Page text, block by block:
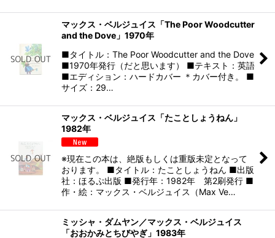
マックス・ベルジュイス「The Poor Woodcutter
and the Dove」1970年
■タイトル：The Poor Woodcutter and the Dove
■1970年発行（だと思います） ■テキスト：英語
■エディション：ハードカバー ＊カバー付き。 ■
サイズ：29…
マックス・ベルジュイス「たことしょうねん」
1982年
※現在この本は、絶版もしくは重版未定となって
おります。 ■タイトル：たことしょうねん ■出版
社：ほるぷ出版 ■発行年：1982年 第2刷発行 ■
作・絵：マックス・ベルジュイス（Max Ve…
ミッシャ・ダムヤン／マックス・ベルジュイス
「おおかみとちびやぎ」1983年